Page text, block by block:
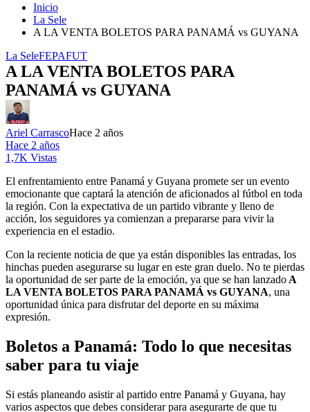
Inicio
La Sele
A LA VENTA BOLETOS PARA PANAMÁ vs GUYANA
La SeleFEPAFUT
A LA VENTA BOLETOS PARA
PANAMÁ vs GUYANA
Ariel CarrascoHace 2 años
Hace 2 años
1,7K Vistas
El enfrentamiento entre Panamá y Guyana promete ser un evento
emocionante que captará la atención de aficionados al fútbol en toda
la región. Con la expectativa de un partido vibrante y lleno de
acción, los seguidores ya comienzan a prepararse para vivir la
experiencia en el estadio.
Con la reciente noticia de que ya están disponibles las entradas, los
hinchas pueden asegurarse su lugar en este gran duelo. No te pierdas
la oportunidad de ser parte de la emoción, ya que se han lanzado A
LA VENTA BOLETOS PARA PANAMÁ vs GUYANA, una
oportunidad única para disfrutar del deporte en su máxima
expresión.
Boletos a Panamá: Todo lo que necesitas
saber para tu viaje
Si estás planeando asistir al partido entre Panamá y Guyana, hay
varios aspectos que debes considerar para asegurarte de que tu